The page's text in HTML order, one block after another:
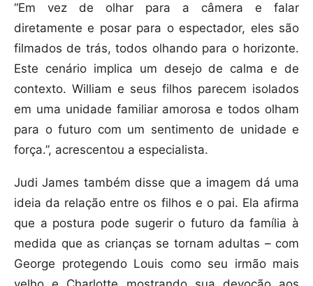
“Em vez de olhar para a câmera e falar
diretamente e posar para o espectador, eles são
filmados de trás, todos olhando para o horizonte.
Este cenário implica um desejo de calma e de
contexto. William e seus filhos parecem isolados
em uma unidade familiar amorosa e todos olham
para o futuro com um sentimento de unidade e
força.”, acrescentou a especialista.
Judi James também disse que a imagem dá uma
ideia da relação entre os filhos e o pai. Ela afirma
que a postura pode sugerir o futuro da família à
medida que as crianças se tornam adultas – com
George protegendo Louis como seu irmão mais